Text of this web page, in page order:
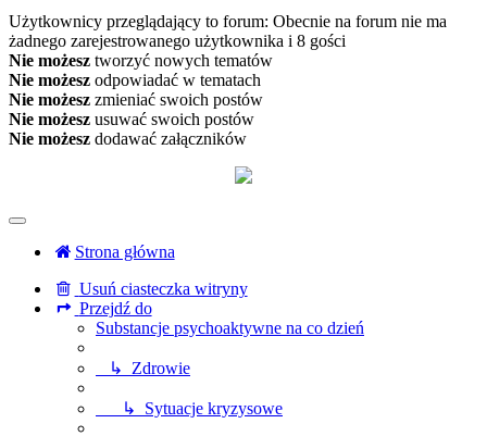
Użytkownicy przeglądający to forum: Obecnie na forum nie ma
żadnego zarejestrowanego użytkownika i 8 gości
Nie możesz tworzyć nowych tematów
Nie możesz odpowiadać w tematach
Nie możesz zmieniać swoich postów
Nie możesz usuwać swoich postów
Nie możesz dodawać załączników
Strona główna
Usuń ciasteczka witryny
Przejdź do
Substancje psychoaktywne na co dzień
↳ Zdrowie
↳ Sytuacje kryzysowe